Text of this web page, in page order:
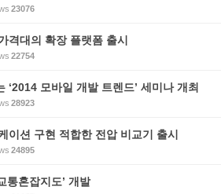
23076
격대의 확장 플랫폼 출시
22754
‘2014 모바일 개발 트렌드’ 세미나 개최
28923
이션 구현 적합한 전압 비교기 출시
24895
통혼잡지도’ 개발